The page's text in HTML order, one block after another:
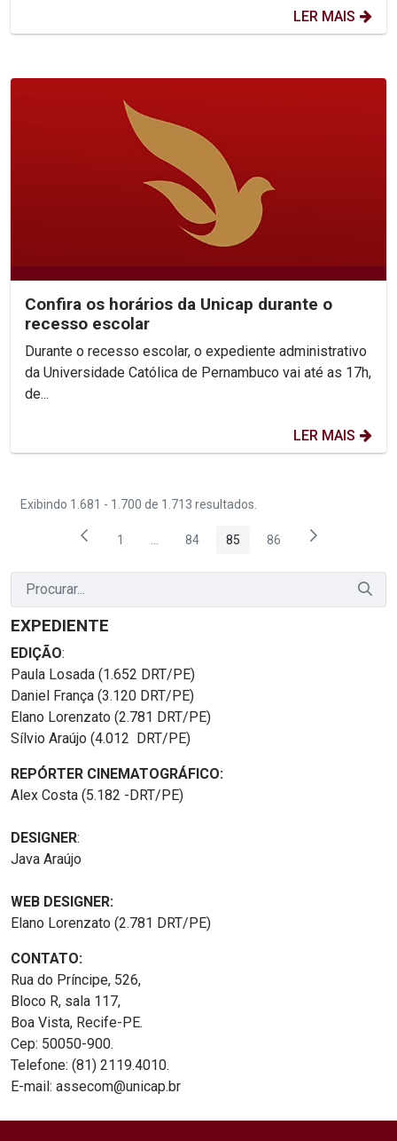
LER MAIS
Confira os horários da Unicap durante o
recesso escolar
Durante o recesso escolar, o expediente administrativo
da Universidade Católica de Pernambuco vai até as 17h,
de...
LER MAIS
Exibindo 1.681 - 1.700 de 1.713 resultados.
Página
1 Páginas intermediárias Usar ABA para
Página
84 Página
85 Página
86
EXPEDIENTE
EDIÇÃO:
Paula Losada (1.652 DRT/PE)
Daniel França (3.120 DRT/PE)
Elano Lorenzato (2.781 DRT/PE)
Sílvio Araújo (4.012 DRT/PE)
REPÓRTER CINEMATOGRÁFICO:
Alex Costa (5.182 -DRT/PE)
DESIGNER:
Java Araújo
WEB DESIGNER:
Elano Lorenzato (2.781 DRT/PE)
CONTATO:
Rua do Príncipe, 526,
Bloco R, sala 117,
Boa Vista, Recife-PE.
Cep: 50050-900.
Telefone: (81) 2119.4010.
E-mail: assecom@unicap.br